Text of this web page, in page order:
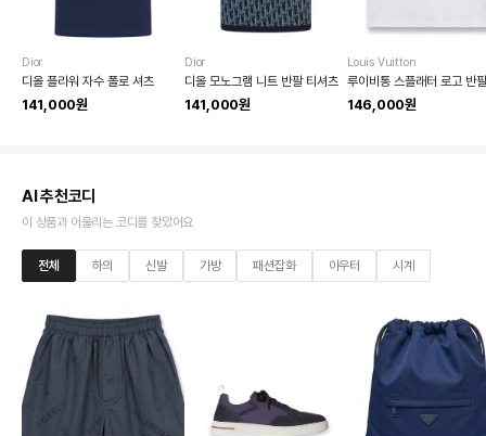
Dior
디올 플라워 자수 폴로 셔츠
141,000원
Dior
디올 모노그램 니트 반팔 티셔츠
141,000원
Louis Vuitton
146,000원
AI 추천코디
이 상품과 어울리는 코디를 찾았어요
전체 하의 신발 가방 패션잡화 아우터 시계